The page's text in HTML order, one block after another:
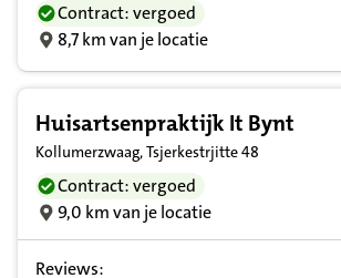
Contract: vergoed
8,7 km van je locatie
Huisartsenpraktijk It Bynt
Kollumerzwaag, Tsjerkestrjitte 48
Contract: vergoed
9,0 km van je locatie
Reviews: